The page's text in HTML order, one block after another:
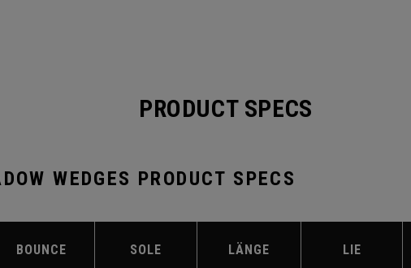
PRODUCT SPECS
WEDGES PRODUCT SPECS
BOUNCE SOLE LÄNGE LIE